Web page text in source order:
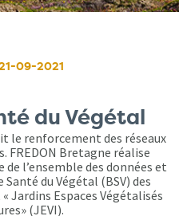
09-2021
du Végétal
le renforcement des réseaux
FREDON Bretagne réalise
de l’ensemble des données et
du Végétal (BSV) des
Jardins Espaces Végétalisés
(JEVI).